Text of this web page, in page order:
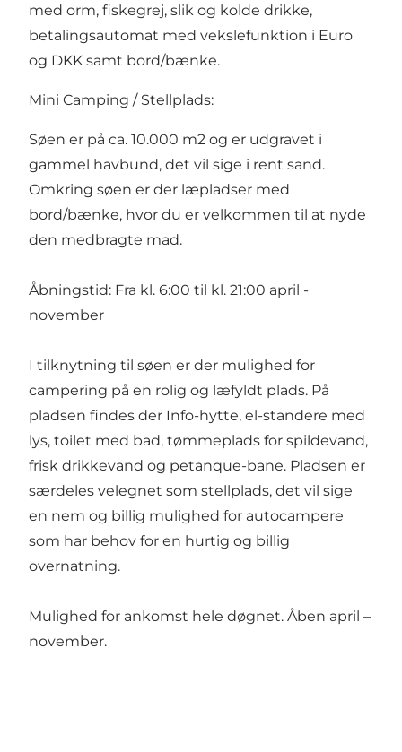
med orm, fiskegrej, slik og kolde drikke,
betalingsautomat med vekslefunktion i Euro
og DKK samt bord/bænke.
Mini Camping / Stellplads:
Søen er på ca. 10.000 m2 og er udgravet i
gammel havbund, det vil sige i rent sand.
Omkring søen er der læpladser med
bord/bænke, hvor du er velkommen til at nyde
den medbragte mad.
Åbningstid: Fra kl. 6:00 til kl. 21:00 april -
november
I tilknytning til søen er der mulighed for
campering på en rolig og læfyldt plads. På
pladsen findes der Info-hytte, el-standere med
lys, toilet med bad, tømmeplads for spildevand,
frisk drikkevand og petanque-bane. Pladsen er
særdeles velegnet som stellplads, det vil sige
en nem og billig mulighed for autocampere
som har behov for en hurtig og billig
overnatning.
Mulighed for ankomst hele døgnet. Åben april –
november.